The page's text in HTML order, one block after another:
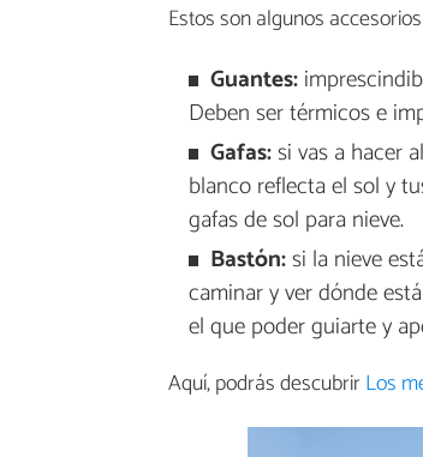
Estos son algunos
Guantes:
Deben ser térmicos e
Gafas:si vas a hacer
blanco reflecta el sol y
gafas de sol para nieve.
Bastón:si la nieve
caminar y ver dónde
el que poder guiarte y
Aquí, podrás descubrirLos